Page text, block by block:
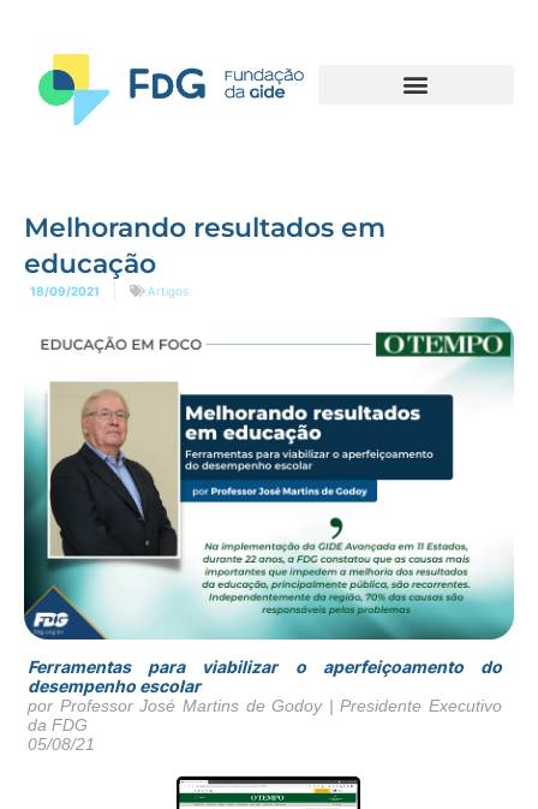
Melhorando resultados em
educação
18/09/2021 Artigos
Ferramentas para viabilizar o aperfeiçoamento do
desempenho escolar
por Professor José Martins de Godoy | Presidente Executivo
da FDG
05/08/21